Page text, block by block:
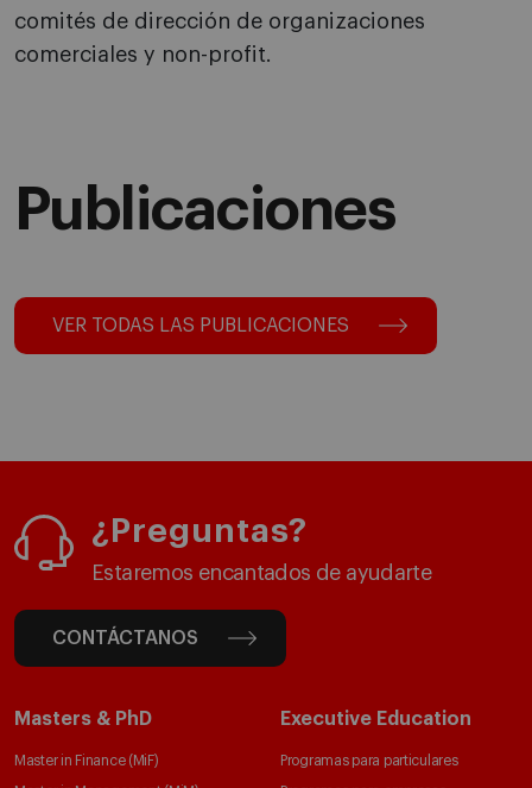
comités de dirección de organizaciones
comerciales y non-profit.
Publicaciones
VER TODAS LAS PUBLICACIONES
¿Preguntas?
Estaremos encantados de ayudarte
CONTÁCTANOS
Masters & PhD
Master in Finance (MiF)
Executive Education
Programas para particulares